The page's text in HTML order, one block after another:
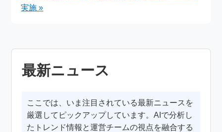
実施 »
最新ニュース
ここでは、いま注目されている最新ニュースを
厳選してピックアップしています。AIで分析し
たトレンド情報と運営チームの視点を融合する